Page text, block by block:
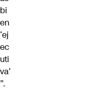
bi
en
‘ej
ec
uti
va'
”.